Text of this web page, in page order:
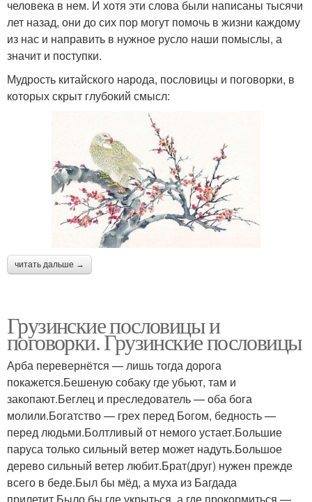
человека в нем. И хотя эти слова были написаны тысячи
лет назад, они до сих пор могут помочь в жизни каждому
из нас и направить в нужное русло наши помыслы, а
значит и поступки.
Мудрость китайского народа, пословицы и поговорки, в
которых скрыт глубокий смысл:
читать дальше →
Грузинские пословицы и
поговорки. Грузинские пословицы
Арба перевернётся — лишь тогда дорога
покажется.Бешеную собаку где убьют, там и
закопают.Беглец и преследователь — оба бога
молили.Богатство — грех перед Богом, бедность —
перед людьми.Болтливый от немого устает.Большие
паруса только сильный ветер может надуть.Большое
дерево сильный ветер любит.Брат(друг) нужен прежде
всего в беде.Был бы мёд, а муха из Багдада